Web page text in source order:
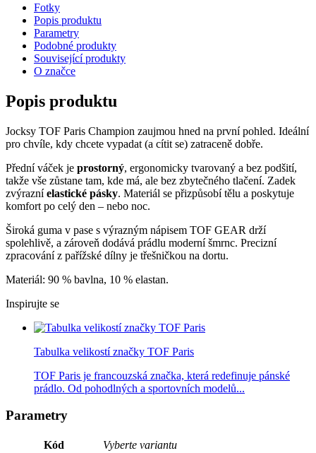
Fotky
Popis produktu
Parametry
Podobné produkty
Související produkty
O značce
Popis produktu
Jocksy TOF Paris Champion zaujmou hned na první pohled. Ideální
pro chvíle, kdy chcete vypadat (a cítit se) zatraceně dobře.
Přední váček je prostorný, ergonomicky tvarovaný a bez podšití,
takže vše zůstane tam, kde má, ale bez zbytečného tlačení. Zadek
zvýrazníelastické pásky. Materiál se přizpůsobí tělu a poskytuje
komfort po celý den – nebo noc.
Široká guma v pase s výrazným nápisem TOF GEAR drží
spolehlivě, a zároveň dodává prádlu moderní šmrnc. Precizní
zpracování z pařížské dílny je třešničkou na dortu.
Materiál: 90 % bavlna, 10 % elastan.
Inspirujte se
Tabulka velikostí značky TOF Paris
TOF Paris je francouzská značka, která redefinuje pánské
prádlo. Od pohodlných a sportovních modelů...
Parametry
Kód Vyberte variantu